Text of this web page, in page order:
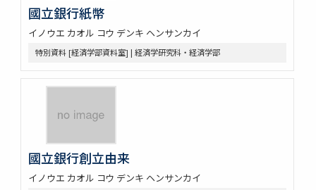
國立銀行紙幣
イノウエ カオル コウ デンキ ヘンサンカイ
特別資料 [経済学部資料室] | 経済学研究科・経済学部
國立銀行創立由来
イノウエ カオル コウ デンキ ヘンサンカイ